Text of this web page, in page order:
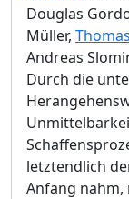
Douglas
Müller,
Andreas
Durch die
letztendlich
Anfang nahm,